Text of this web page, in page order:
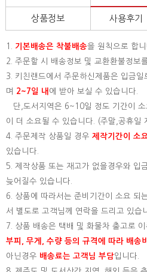
상품정보 사용후기
1. 기본배송은 착불배송을 원칙으로 합
2. 주문할 시 배송정보 및 교환환불정보
3. 키친랜드에서 주문하신제품은 입금
며
2~7일 내 에 받아 보실 수 있습니다.
단,도서지역은 6~10일 정도 기간이 소
이 더 소요될 수 있습니다. (주말,공휴일
4. 주문제작 상품일 경우 제작기간이 소
있습니다.
5. 제작상품 또는 재고가 없을경우와 입
늦어질수 있습니다.
6. 상품에 따라서는 준비기간이 소요 되
서 별도로 고객님께 연락을 드리고 있습
7. 상품 배송은 택배 및 화물차 출고로 이
부피, 무게, 수량 등의 규격에 따라 배송
아닌경우 배송료는 고객님 부담입니다.